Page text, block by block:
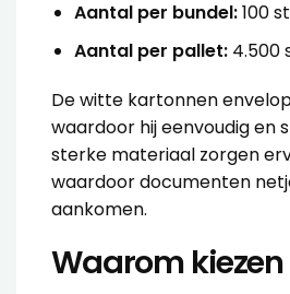
Aantal per bundel:100
Aantal per pallet:4.500
De witte kartonnen
waardoor hij eenvoudig en
sterke materiaal zorgen
waardoor documenten
aankomen.
Waarom